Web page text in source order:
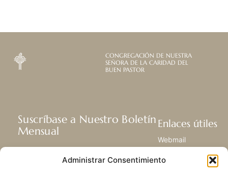
Administrar Consentimiento
CONGREGACIÓN DE NUESTRA
SEÑORA DE LA CARIDAD DEL
BUEN PASTOR
Suscríbase a Nuestro Boletín
Mensual
Recibir las últimas noticias acerca de
nuestra vida, la misión y ministerios de
Enlaces útiles
Webmail
Centro de Recursos